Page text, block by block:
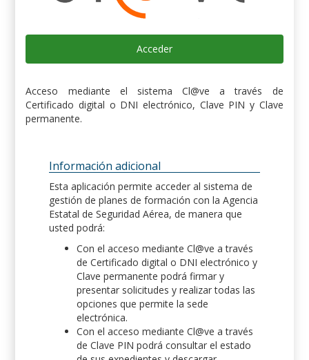
Acceder
Acceso mediante el sistema Cl@ve a través de
Certificado digital o DNI electrónico, Clave PIN y Clave
permanente.
Información adicional
Esta aplicación permite acceder al sistema de
gestión de planes de formación con la Agencia
Estatal de Seguridad Aérea, de manera que
usted podrá:
Con el acceso mediante Cl@ve a través
de Certificado digital o DNI electrónico y
Clave permanente podrá firmar y
presentar solicitudes y realizar todas las
opciones que permite la sede
electrónica.
Con el acceso mediante Cl@ve a través
de Clave PIN podrá consultar el estado